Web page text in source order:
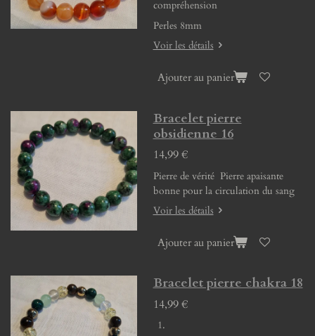
compréhension
Perles 8mm
Voir les détails
Ajouter au panier
Bracelet pierre
obsidienne 16
14,99 €
Pierre de vérité Pierre apaisante
bonne pour la circulation du sang
Voir les détails
Ajouter au panier
Bracelet pierre chakra 18
14,99 €